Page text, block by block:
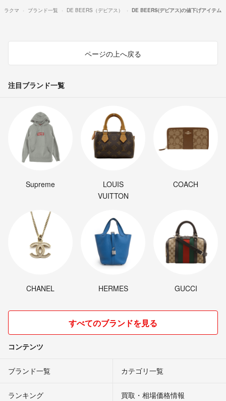
ラクマ ブランド一覧 DE BEERS（デビアス） DE BEERS(デビアス)の値下げアイテム
ページの上へ戻る
注目ブランド一覧
Supreme
LOUIS
VUITTON
COACH
CHANEL HERMES GUCCI
すべてのブランドを見る
コンテンツ
ブランド一覧 カテゴリ一覧
ランキング 買取・相場価格情報